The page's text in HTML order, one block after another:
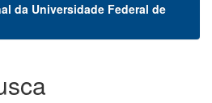
da Universidade Federal de